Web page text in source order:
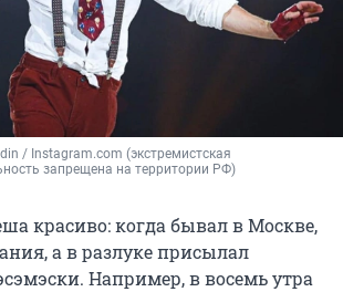
/ Instagram.com (экстремистская
запрещена на территории РФ)
красиво: когда бывал в Москве,
а в разлуке присылал
Например, в восемь утра